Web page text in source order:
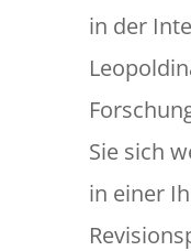
in der
Sie sich
in einer